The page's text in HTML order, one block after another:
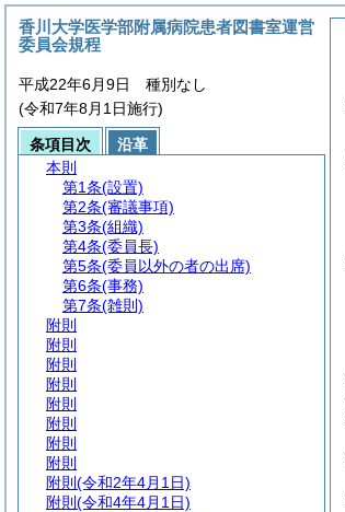
香川大学医学部附属病院患者図書室運営
委員会規程
平成22年6月9日 種別なし
(令和7年8月1日施行)
条項目次
沿革
本則
第1条(設置)
第2条(審議事項)
第3条(組織)
第4条(委員長)
第5条(委員以外の者の出席)
第6条(事務)
第7条(雑則)
附則
附則
附則
附則
附則
附則
附則
附則
附則 (令和2年4月1日)
附則 (令和4年4月1日)